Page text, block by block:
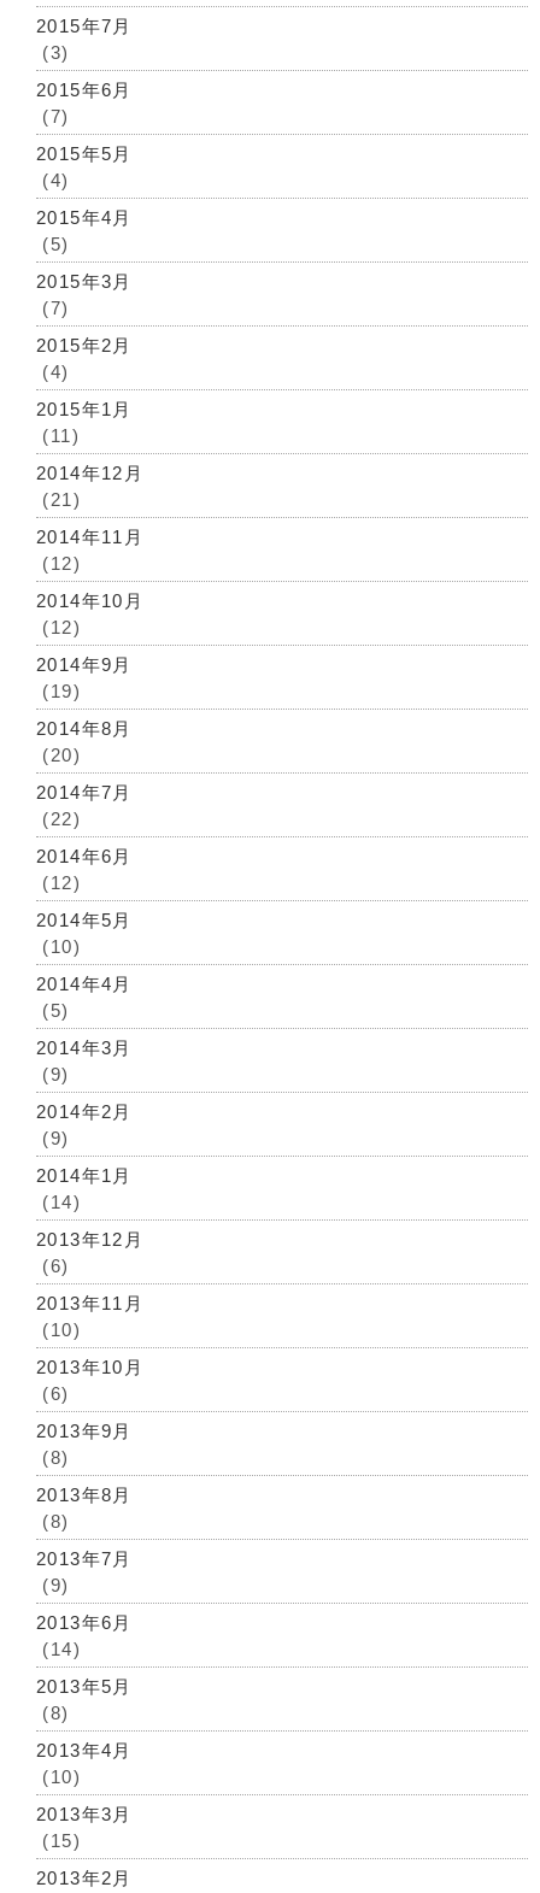
2015年7月
(3)
2015年6月
(7)
2015年5月
(4)
2015年4月
(5)
2015年3月
(7)
2015年2月
(4)
2015年1月
(11)
2014年12月
(21)
2014年11月
(12)
2014年10月
(12)
2014年9月
(19)
2014年8月
(20)
2014年7月
(22)
2014年6月
(12)
2014年5月
(10)
2014年4月
(5)
2014年3月
(9)
2014年2月
(9)
2014年1月
(14)
2013年12月
(6)
2013年11月
(10)
2013年10月
(6)
2013年9月
(8)
2013年8月
(8)
2013年7月
(9)
2013年6月
(14)
2013年5月
(8)
2013年4月
(10)
2013年3月
(15)
2013年2月